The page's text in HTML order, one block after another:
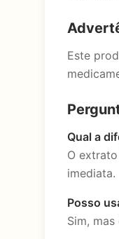
Este
Qual a
O
imediata.
Posso
Sim,